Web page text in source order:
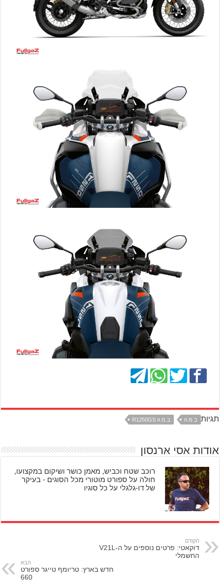
תגיות ב.מ.וו ב.מ.וו R1250GS
אודות אסי ארנסון
רוכב שטח וכביש, מאמן כושר ושיקום במקצועו,
חולה על ספורט מוטורי מכל הסוגים - בעיקר
של דו-גלגלי על כל סוגיו
הקודם
דוקאטי: פרטים נוספים על ה-V21L
החשמלי
הבא
חדש בארץ: טריומף טייגר ספורט
660